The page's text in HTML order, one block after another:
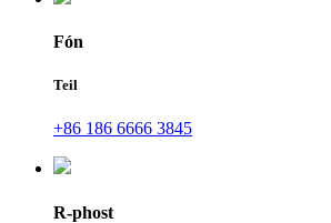
Fón
Teil
+86 186 6666 3845
R-phost